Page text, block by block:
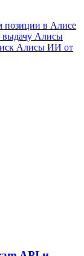
позиции в Алисе
выдачу Алисы
Алисы ИИ от